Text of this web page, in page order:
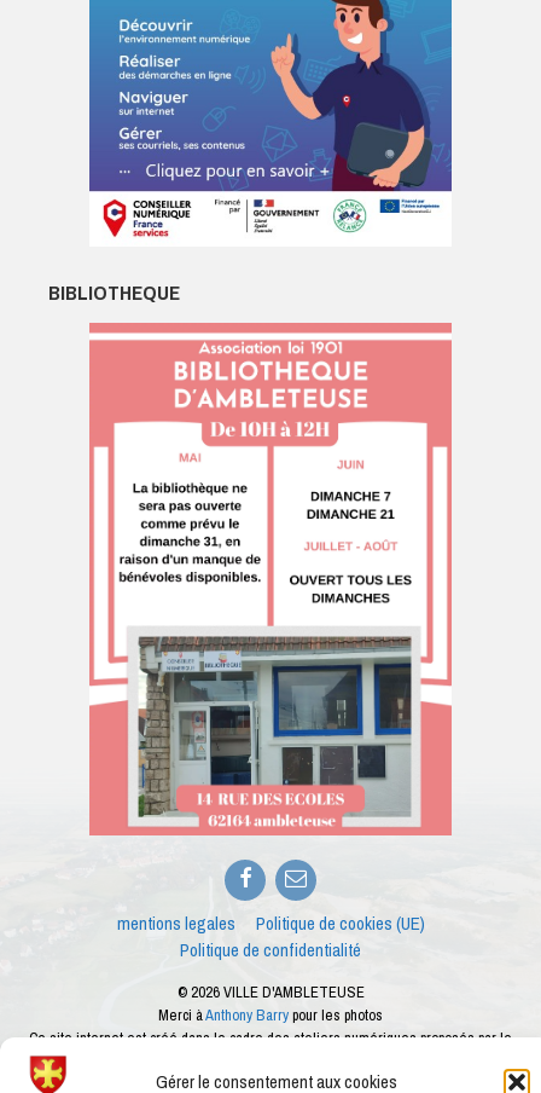
Gérer le consentement aux cookies
BIBLIOTHEQUE
Facebook
E-
mail
mentions legales
Politique de cookies (UE)
Politique de confidentialité
© 2026 VILLE D'AMBLETEUSE
Merci àAnthony Barrypour les photos
Ce site internet est créé dans le cadre des ateliers numériques proposés par le